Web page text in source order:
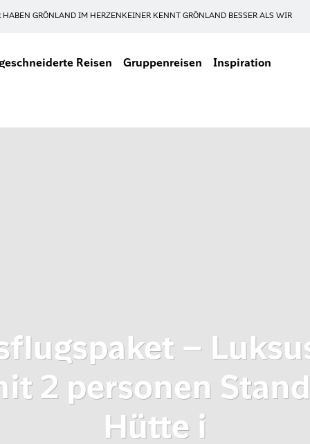
HABEN GRÖNLAND IM HERZEN KEINER KENNT GRÖNLAND BESSER ALS WIR
Reisen Gruppenreisen Inspiration
–
2 personen
Hütte i